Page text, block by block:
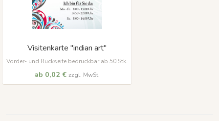
Visitenkarte "indian art"
Vorder- und Rückseite bedruckbar ab 50 Stk.
ab 0,02 € zzgl. MwSt.